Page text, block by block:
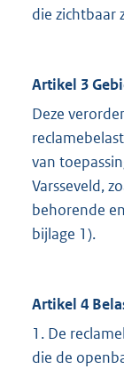
die zichtbaar
Artikel 3
Deze
van
Varsseveld,
behorende
bijlage 1).
Artikel 4
1. De
die de